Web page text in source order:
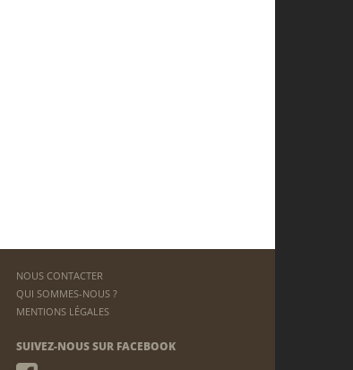
NOUS CONTACTER
QUI SOMMES-NOUS ?
MENTIONS LÉGALES
SUIVEZ-NOUS SUR FACEBOOK